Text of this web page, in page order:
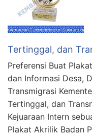
Tertinggal, dan
Preferensi Buat
dan Informasi Desa,
Transmigrasi
Tertinggal, dan
Kejuaraan Intern
Plakat Akrilik Badan